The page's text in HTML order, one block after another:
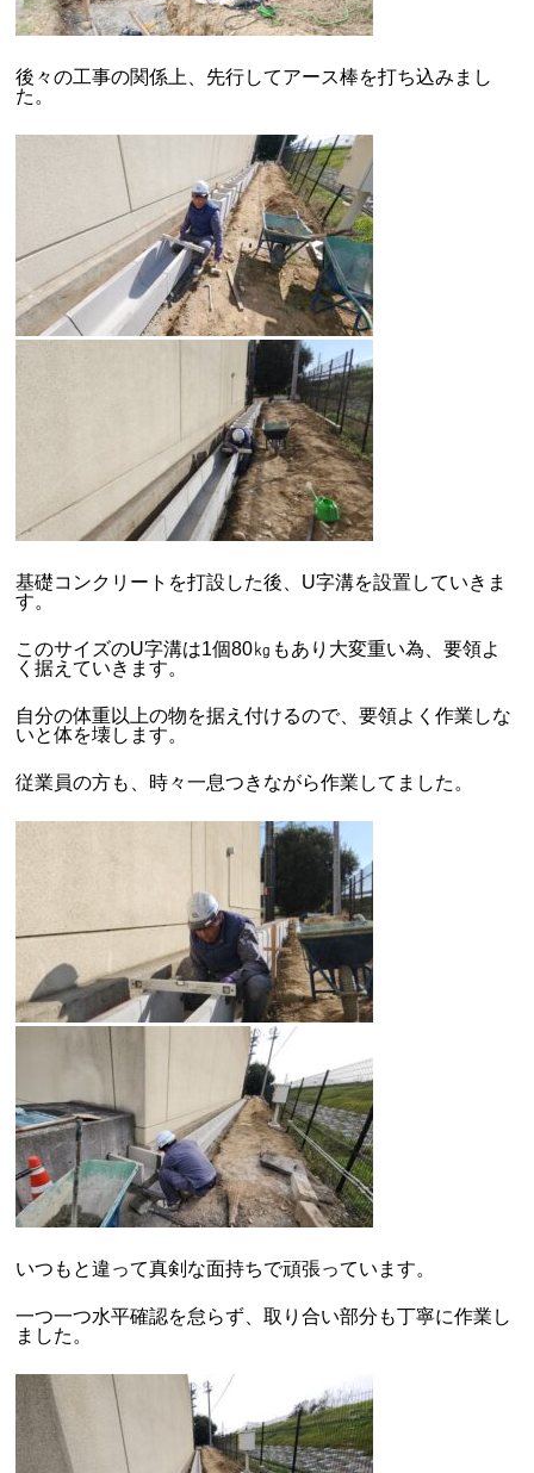
後々の工事の関係上、先行してアース棒を打ち込みまし
た。
基礎コンクリートを打設した後、U字溝を設置していきま
す。
このサイズのU字溝は1個80㎏もあり大変重い為、要領よ
く据えていきます。
自分の体重以上の物を据え付けるので、要領よく作業しな
いと体を壊します。
従業員の方も、時々一息つきながら作業してました。
いつもと違って真剣な面持ちで頑張っています。
一つ一つ水平確認を怠らず、取り合い部分も丁寧に作業し
ました。